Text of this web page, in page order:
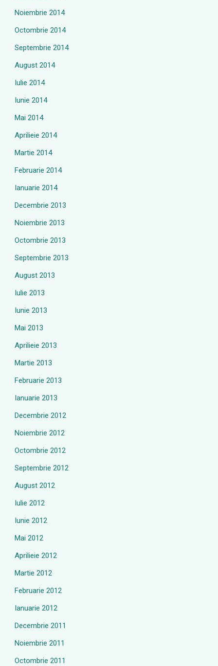
Noiembrie 2014
Octombrie 2014
Septembrie 2014
August 2014
Iulie 2014
Iunie 2014
Mai 2014
Aprilieie 2014
Martie 2014
Februarie 2014
Ianuarie 2014
Decembrie 2013
Noiembrie 2013
Octombrie 2013
Septembrie 2013
August 2013
Iulie 2013
Iunie 2013
Mai 2013
Aprilieie 2013
Martie 2013
Februarie 2013
Ianuarie 2013
Decembrie 2012
Noiembrie 2012
Octombrie 2012
Septembrie 2012
August 2012
Iulie 2012
Iunie 2012
Mai 2012
Aprilieie 2012
Martie 2012
Februarie 2012
Ianuarie 2012
Decembrie 2011
Noiembrie 2011
Octombrie 2011